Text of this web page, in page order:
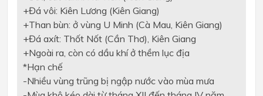
+Đá vôi: Kiên Lương (Kiên Giang)
+Than bùn: ở vùng U Minh (Cà Mau, Kiên Giang)
+Đá axít: Thốt Nốt (Cần Thơ), Kiên Giang
+Ngoài ra, còn có dầu khí ở thềm lục địa
*Hạn chế
-Nhiều vùng trũng bị ngập nước vào mùa mưa